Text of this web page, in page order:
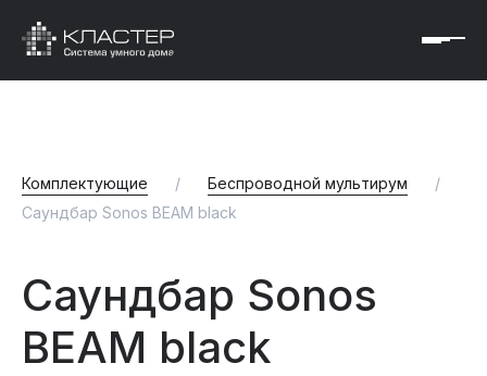
Комплектующие / Беспроводной мультирум
/
Саундбар Sonos BEAM black
Саундбар Sonos
BEAM black